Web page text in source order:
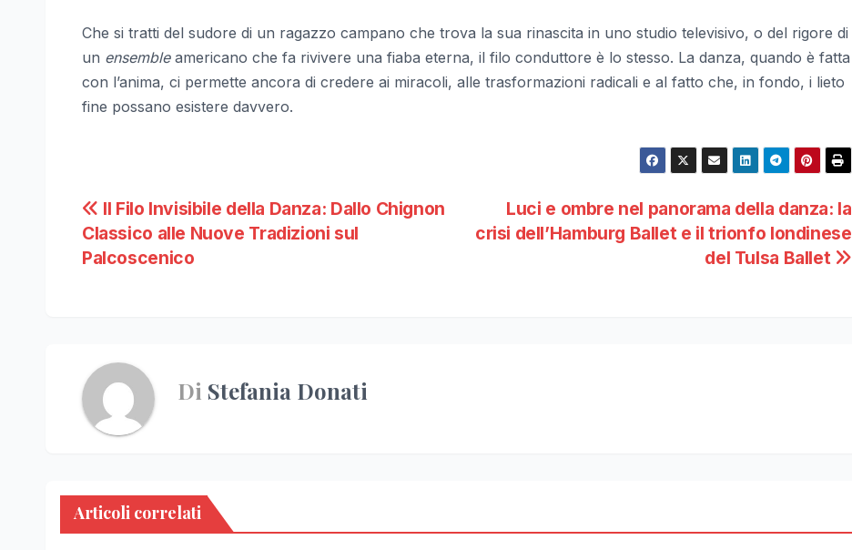
Che si tratti del sudore di un ragazzo campano che trova la sua rinascita in uno studio televisivo, o del rigore di
un ensembleamericano che fa rivivere una fiaba eterna, il filo conduttore è lo stesso. La danza, quando è fatta
con l’anima, ci permette ancora di credere ai miracoli, alle trasformazioni radicali e al fatto che, in fondo, i lieto
fine possano esistere davvero.
Navigazione
articoli
Luci e ombre nel panorama della danza: la
crisi dell’Hamburg Ballet e il trionfo londinese
del Tulsa Ballet
Il Filo Invisibile della Danza: Dallo Chignon
Classico alle Nuove Tradizioni sul
Palcoscenico
Di Stefania Donati
Articoli correlati